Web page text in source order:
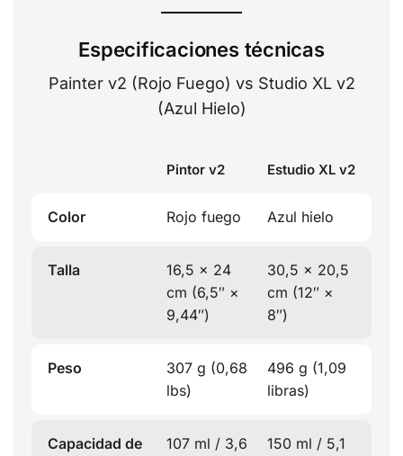
Especificaciones técnicas
Painter v2 (Rojo Fuego) vs Studio XL v2
(Azul Hielo)
Pintor v2 Estudio XL v2
Color Rojo fuego Azul hielo
Talla
16,5 × 24
cm (6,5″ ×
9,44″)
30,5 × 20,5
cm (12″ ×
8″)
Peso
307 g (0,68
lbs)
496 g (1,09
libras)
Capacidad de
107 ml / 3,6
150 ml / 5,1